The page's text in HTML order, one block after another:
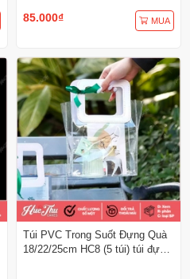
85.000₫ MUA
Túi PVC Trong Suốt Đựng Quà
18/22/25cm HC8 (5 túi) túi đựng